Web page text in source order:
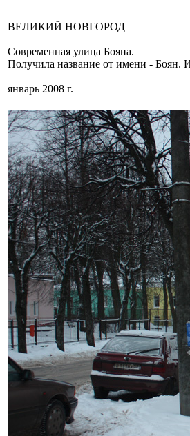
ВЕЛИКИЙ НОВГОРОД
Современная улица Бояна.
Получила название от имени - Боян.
январь 2008 г.